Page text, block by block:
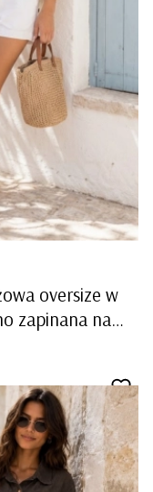
oversize w
zapinana na
Gaiarine